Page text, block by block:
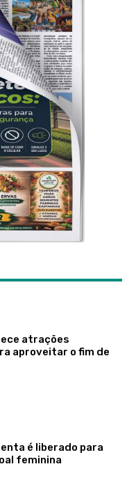
atrações
aproveitar o fim de
é liberado para
feminina